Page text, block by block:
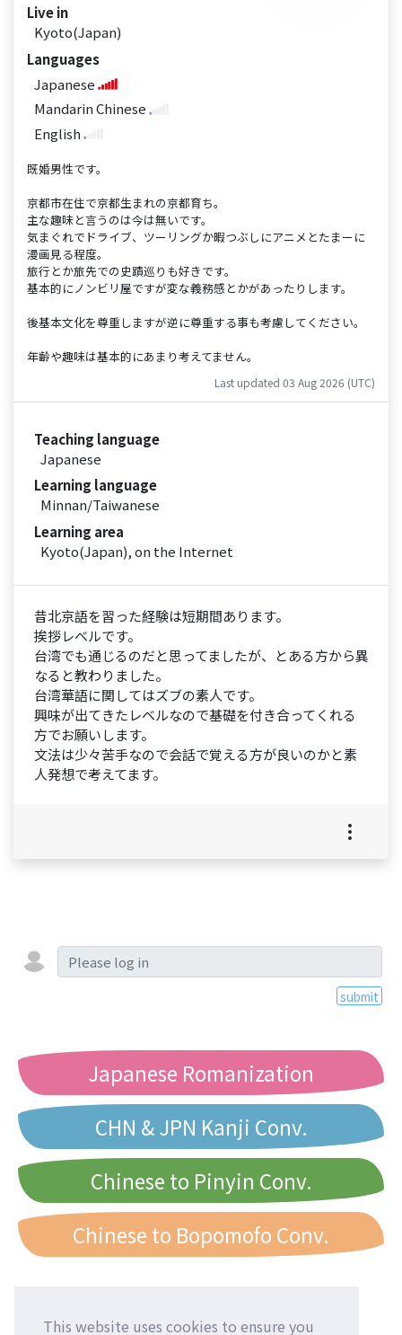
This website uses cookies to ensure you
Live in
Kyoto(Japan)
Languages
Japanese
Mandarin Chinese
English
既婚男性です。
京都市在住で京都生まれの京都育ち。
主な趣味と言うのは今は無いです。
気まぐれでドライブ、ツーリングか暇つぶしにアニメとたまーに
漫画見る程度。
旅行とか旅先での史蹟巡りも好きです。
基本的にノンビリ屋ですが変な義務感とかがあったりします。
後基本文化を尊重しますが逆に尊重する事も考慮してください。
年齢や趣味は基本的にあまり考えてません。
Last updated 03 Aug 2026 (UTC)
Teaching language
Japanese
Learning language
Minnan/Taiwanese
Learning area
Kyoto(Japan), on the Internet
昔北京語を習った経験は短期間あります。
挨拶レベルです。
台湾でも通じるのだと思ってましたが、とある方から異
なると教わりました。
台湾華語に関してはズブの素人です。
興味が出てきたレベルなので基礎を付き合ってくれる
方でお願いします。
文法は少々苦手なので会話で覚える方が良いのかと素
人発想で考えてます。
submit
Japanese Romanization
CHN & JPN Kanji Conv.
Chinese to Pinyin Conv.
Chinese to Bopomofo Conv.